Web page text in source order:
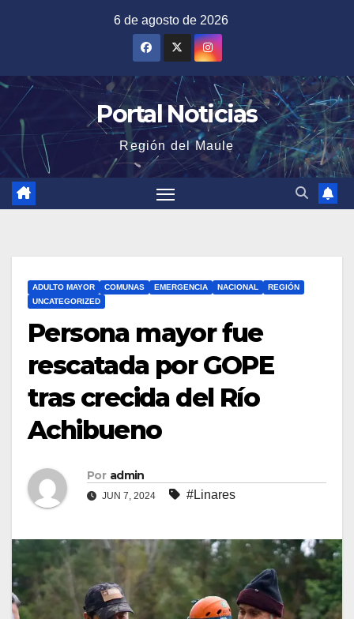
6 de agosto de 2026
Portal Noticias
Región del Maule
ADULTO MAYOR COMUNAS EMERGENCIA NACIONAL
REGIÓN
UNCATEGORIZED
Persona mayor fue
rescatada por GOPE
tras crecida del Río
Achibueno
Por admin
JUN 7, 2024 #Linares